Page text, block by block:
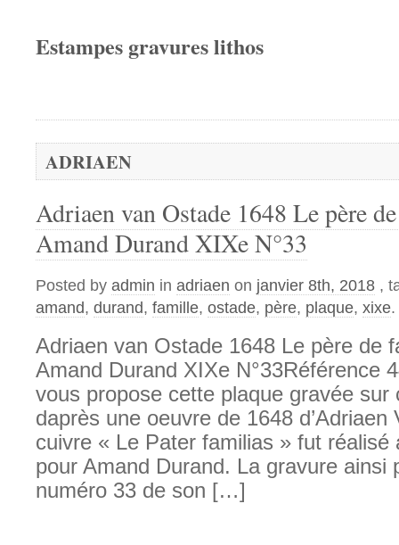
Estampes gravures lithos
ADRIAEN
Adriaen van Ostade 1648 Le père
Amand Durand XIXe N°33
Posted by admin in adriaen on janvier 8th, 2018 ,
amand, durand, famille, ostade, père, plaque, xixe.
Adriaen van Ostade 1648 Le père de
Amand Durand XIXe N°33Référence
vous propose cette plaque gravée sur
daprès une oeuvre de 1648 d’Adriaen
cuivre « Le Pater familias » fut réalisé
pour Amand Durand. La gravure ainsi
numéro 33 de son […]